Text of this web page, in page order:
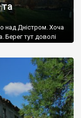
над Дністром. Хоча
Берег тут доволі
навколишніх
Точної дати […]